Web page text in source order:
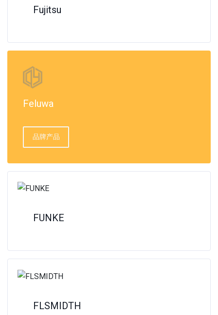
Fujitsu
Feluwa
品牌产品
FUNKE
FLSMIDTH